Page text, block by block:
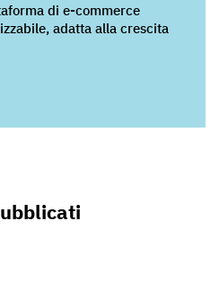
di e-commerce
adatta alla crescita